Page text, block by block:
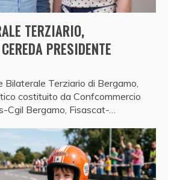
TERZIARIO,
PRESIDENTE
Bilaterale Terziario di Bergamo,
costituito da Confcommercio
Cgil Bergamo, Fisascat-…